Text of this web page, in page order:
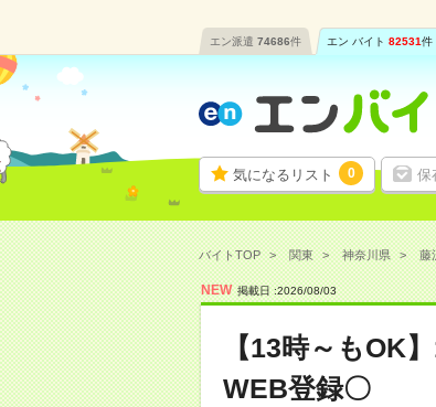
エン派遣 74686件 エン バイト 82531件
気になるリスト 0 保
バイトTOP 関東 神奈川県 藤
NEW 掲載日 :2026/08/03
【13時～もOK
WEB登録〇